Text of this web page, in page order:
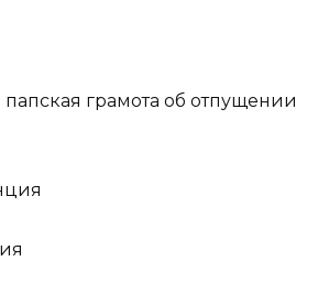
папская грамота об отпущении